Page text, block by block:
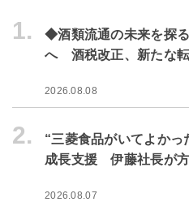
1.
◆酒類流通の未来を探
へ 酒税改正、新たな
2026.08.08
2.
“三菱食品がいてよか
成長支援 伊藤社長が
2026.08.07